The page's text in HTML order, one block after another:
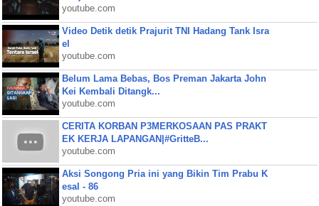
youtube.com
Video Detik detik Prajurit TNI Hadang Tank Isra
el
youtube.com
Belum Lama Bebas, Bos Preman Jakarta John
Kei Kembali Ditangk...
youtube.com
CERITA KORBAN P3MERKOSAAN PAS PRAKT
EK KERJA LAPANGAN|#GritteB...
youtube.com
Aksi Songong Pria ini yang Bikin Tim Prabu K
esal - 86
youtube.com